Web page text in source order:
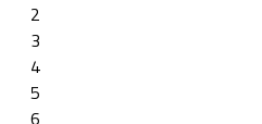
2
3
4
5
6